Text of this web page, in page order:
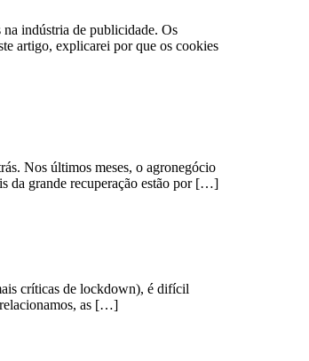
na indústria de publicidade. Os
artigo, explicarei por que os cookies
Nos últimos meses, o agronegócio
da grande recuperação estão por […]
críticas de lockdown), é difícil
relacionamos, as […]